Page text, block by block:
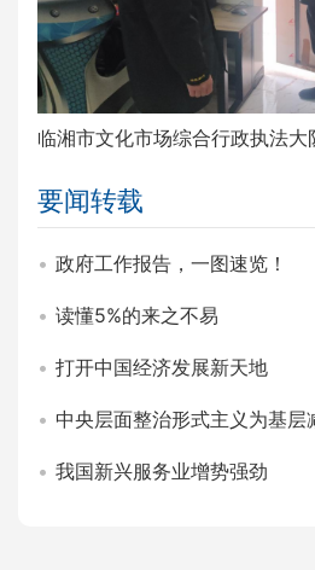
要闻转载
政府工作报告，一图速览！
读懂5%的来之不易
打开中国经济发展新天地
我国新兴服务业增势强劲